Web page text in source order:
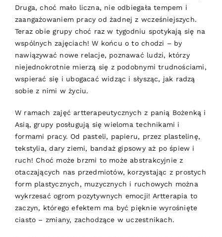
Druga, choć mało liczna, nie odbiegała tempem i
zaangażowaniem pracy od żadnej z wcześniejszych.
Teraz obie grupy choć raz w tygodniu spotykają się na
wspólnych zajęciach! W końcu o to chodzi – by
nawiązywać nowe relacje, poznawać ludzi, którzy
niejednokrotnie mierzą się z podobnymi trudnościami,
wspierać się i ubogacać widząc i słysząc, jak radzą
sobie z nimi w życiu.
W ramach zajęć artterapeutycznych z panią Bożenką i
Asią, grupy posługują się wieloma technikami i
formami pracy. Od pasteli, papieru, przez plastelinę,
tekstylia, dary ziemi, bandaż gipsowy aż po śpiew i
ruch! Choć może brzmi to może abstrakcyjnie z
otaczających nas przedmiotów, korzystając z prostych
form plastycznych, muzycznych i ruchowych można
wykrzesać ogrom pozytywnych emocji! Artterapia to
zaczyn, którego efektem ma być pięknie wyrośnięte
ciasto – zmiany, zachodzące w uczestnikach.